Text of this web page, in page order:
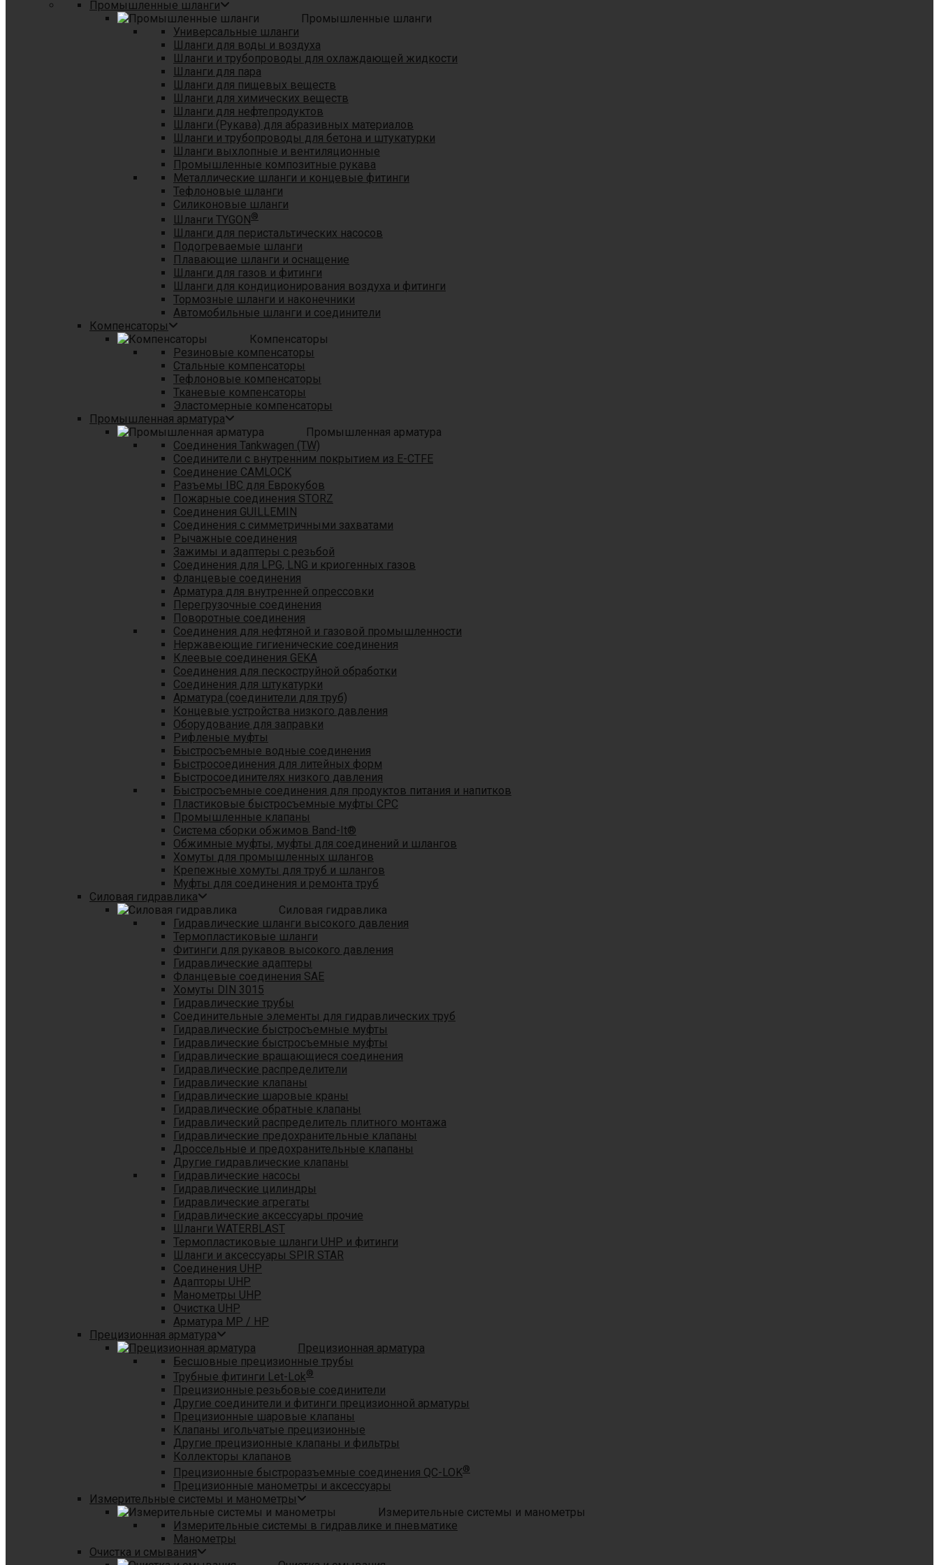
Промышленные шланги
Промышленные шланги
Универсальные шланги
Шланги для воды и воздуха
Шланги и трубопроводы для охлаждающей жидкости
Шланги для пара
Шланги для пищевых веществ
Шланги для химических веществ
Шланги для нефтепродуктов
Шланги (Рукава) для абразивных материалов
Шланги и трубопроводы для бетона и штукатурки
Шланги выхлопные и вентиляционные
Промышленные композитные рукава
Металлические шланги и концевые фитинги
Тефлоновые шланги
Силиконовые шланги
Шланги TYGON®
Шланги для перистальтических насосов
Подогреваемые шланги
Плавающие шланги и оснащение
Шланги для газов и фитинги
Шланги для кондиционирования воздуха и фитинги
Тормозные шланги и наконечники
Автомобильные шланги и соединители
Компенсаторы
Компенсаторы
Резиновые компенсаторы
Стальные компенсаторы
Тефлоновые компенсаторы
Тканевые компенсаторы
Эластомерные компенсаторы
Промышленная арматура
Промышленная арматура
Соединения Tankwagen (TW)
Соединители с внутренним покрытием из E-CTFE
Соединение CAMLOCK
Разъемы IBC для Еврокубов
Пожарные соединения STORZ
Соединения GUILLEMIN
Соединения с симметричными захватами
Рычажные соединения
Зажимы и адаптеры с резьбой
Соединения для LPG, LNG и криогенных газов
Фланцевые соединения
Арматура для внутренней опрессовки
Перегрузочные соединения
Поворотные соединения
Соединения для нефтяной и газовой промышленности
Нержавеющие гигиенические соединения
Клеевые соединения GEKA
Соединения для пескоструйной обработки
Cоединения для штукатурки
Арматура (соединители для труб)
Концевые устройства низкого давления
Оборудование для заправки
Рифленые муфты
Быстросъемные водные соединения
Быстросоединения для литейных форм
Быстросоединителях низкого давления
Быстросъемные соединения для продуктов питания и напитков
Пластиковые быстросъемные муфты CPC
Промышленные клапаны
Система сборки обжимов Band-It®
Обжимные муфты, муфты для соединений и шлангов
Хомуты для промышленных шлангов
Крепежные хомуты для труб и шлангов
Муфты для соединения и ремонта труб
Силовая гидравлика
Силовая гидравлика
Гидравлические шланги высокого давления
Термопластиковые шланги
Фитинги для рукавов высокого давления
Гидравлические адаптеры
Фланцевые соединения SAE
Хомуты DIN 3015
Гидравлические трубы
Соединительные элементы для гидравлических труб
Гидравлические быстросъемные муфты
Гидравлические быстросъемные муфты
Гидравлические вращающиеся соединения
Гидравлические распределители
Гидравлические клапаны
Гидравлические шаровые краны
Гидравлические обратные клапаны
Гидравлический распределитель плитного монтажа
Гидравлические предохранительные клапаны
Дроссельные и предохранительные клапаны
Другие гидравлические клапаны
Гидравлические насосы
Гидравлические цилиндры
Гидравлические агрегаты
Гидравлические аксессуары прочие
Шланги WATERBLAST
Термопластиковые шланги UHP и фитинги
Шланги и аксессуары SPIR STAR
Соединения UHP
Адапторы UHP
Манометры UHP
Очистка UHP
Арматура MP / HP
Прецизионная арматура
Прецизионная арматура
Бесшовные прецизионные трубы
Трубные фитинги Let-Lok®
Прецизионные резьбовые соединители
Другие соединители и фитинги прецизионной арматуры
Прецизионные шаровые клапаны
Клапаны игольчатые прецизионные
Другие прецизионные клапаны и фильтры
Коллекторы клапанов
Прецизионные быстроразъемные соединения QC-LOK®
Прецизионные манометры и аксессуары
Измерительные системы и манометры
Измерительные системы и манометры
Измерительные системы в гидравлике и пневматике
Манометры
Очистка и смывания